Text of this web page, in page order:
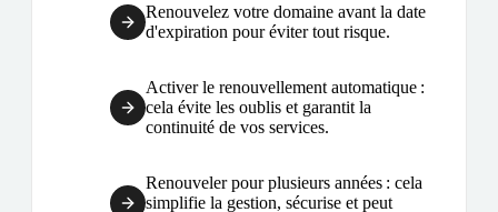
Renouvelez votre domaine avant la date
d'expiration pour éviter tout risque.
Activer le renouvellement automatique :
cela évite les oublis et garantit la
continuité de vos services.
Renouveler pour plusieurs années : cela
simplifie la gestion, sécurise et peut